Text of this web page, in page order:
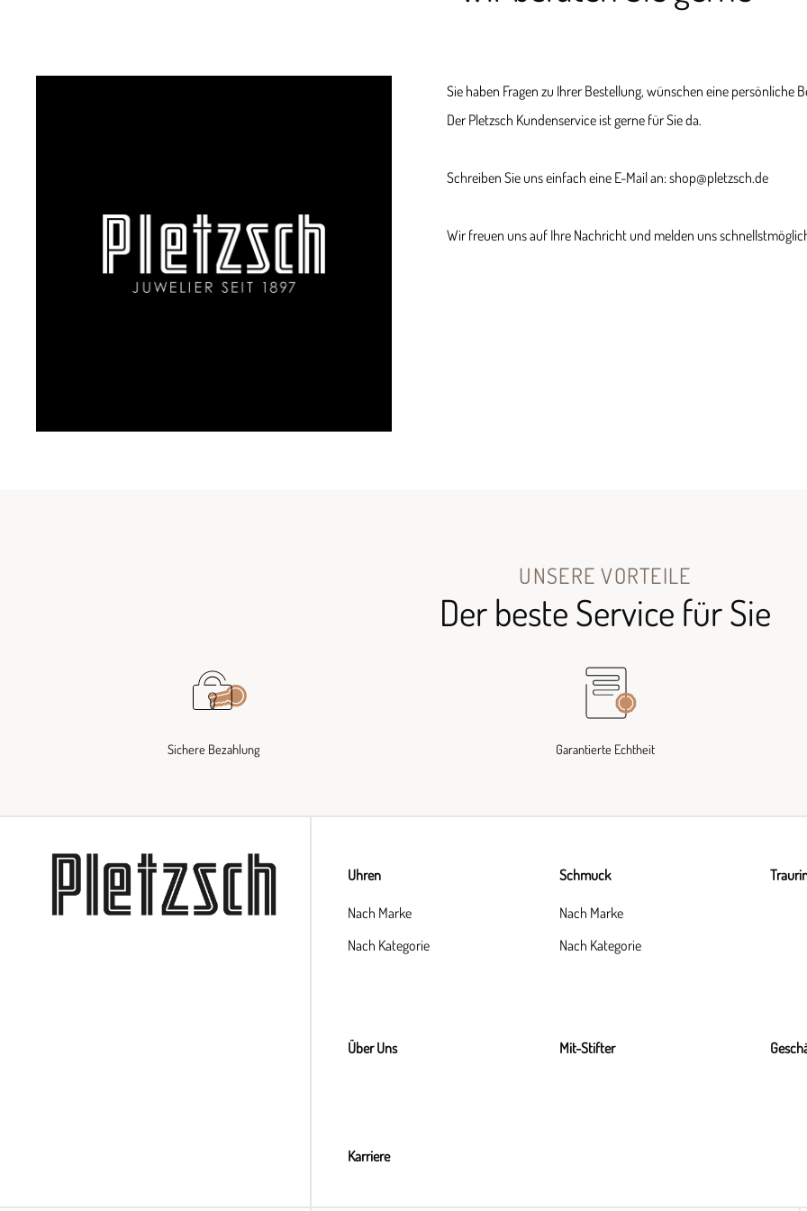
Sie haben Fragen zu Ihrer Bestellung, wünschen eine persönliche
Der Pletzsch Kundenservice ist gerne für Sie da.
Schreiben Sie uns einfach eine E-Mail an: shop@pletzsch.de
Wir freuen uns auf Ihre Nachricht und melden uns
UNSERE VORTEILE
Der beste Service für Sie
Sichere Bezahlung Garantierte Echtheit
Uhren
Nach Marke
Nach Kategorie
Schmuck
Nach Marke
Nach Kategorie
Über Uns Mit-Stifter
Karriere